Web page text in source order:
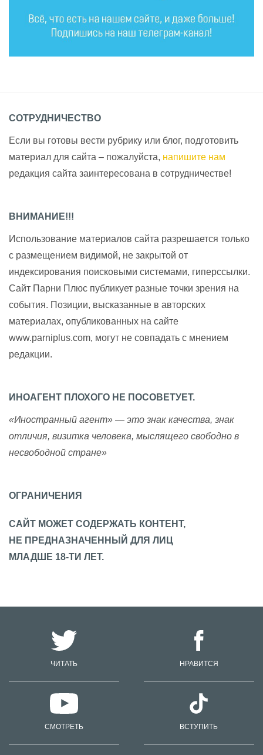
СОТРУДНИЧЕСТВО
Если вы готовы вести рубрику или блог, подготовить
материал для сайта – пожалуйста, напишите нам
редакция сайта заинтересована в сотрудничестве!
ВНИМАНИЕ!!!
Использование материалов сайта разрешается только
с размещением видимой, не закрытой от
индексирования поисковыми системами, гиперссылки.
Сайт Парни Плюс публикует разные точки зрения на
события. Позиции, высказанные в авторских
материалах, опубликованных на сайте
www.parniplus.com, могут не совпадать с мнением
редакции.
ИНОАГЕНТ ПЛОХОГО НЕ ПОСОВЕТУЕТ.
«Иностранный агент» — это знак качества, знак
отличия, визитка человека, мыслящего свободно в
несвободной стране»
ОГРАНИЧЕНИЯ
САЙТ МОЖЕТ СОДЕРЖАТЬ КОНТЕНТ,
НЕ ПРЕДНАЗНАЧЕННЫЙ ДЛЯ ЛИЦ
МЛАДШЕ 18-ТИ ЛЕТ.
ЧИТАТЬ НРАВИТСЯ
СМОТРЕТЬ ВСТУПИТЬ